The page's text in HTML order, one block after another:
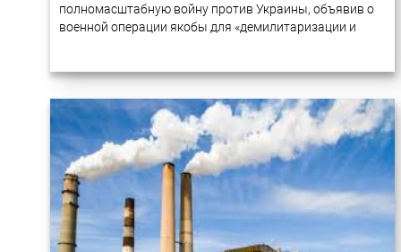
полномасштабную войну против Украины, объявив о
военной операции якобы для «демилитаризации и